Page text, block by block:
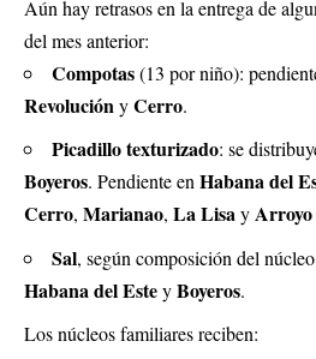
Aún hay retrasos en la entrega de
del mes anterior:
Compotas(13 por niño):
RevoluciónyCerro.
Picadillo texturizado: se
Boyeros. Pendiente en Habana del
Cerro, Marianao, La Lisay
Sal, según composición del
Habana del EsteyBoyeros.
Los núcleos familiares reciben: